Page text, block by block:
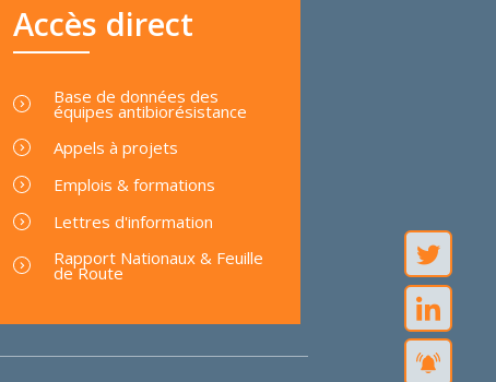
Accès direct
Base de données des
équipes antibiorésistance
Appels à projets
Emplois & formations
Lettres d'information
Rapport Nationaux & Feuille
de Route